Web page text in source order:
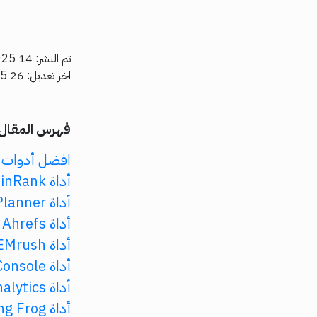
تم النشر: 14 Jan, 2025
اخر تعديل: 26 Oct, 2025
فهرس
افضل أدوات
أداة GuinRank
أداة Google Keyword Planner
أداة Ahrefs
أداة SEMrush
أداة Google Search Console
أداة Google Analytics
أداة Screaming Frog